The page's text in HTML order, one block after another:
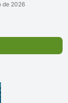
de 2026